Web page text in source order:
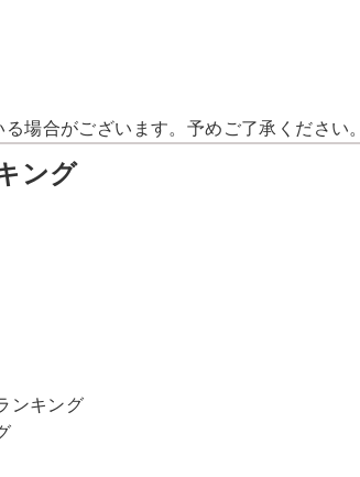
場合がございます。予めご了承ください。
ング
ンキング